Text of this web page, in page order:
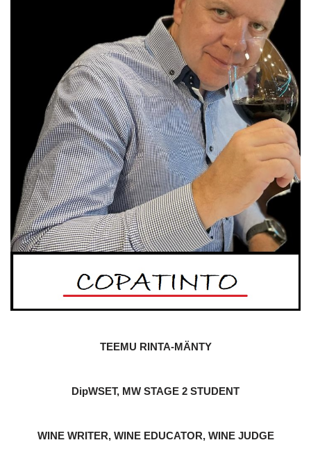
TEEMU RINTA-MÄNTY
DipWSET, MW STAGE 2 STUDENT
WINE WRITER, WINE EDUCATOR, WINE JUDGE